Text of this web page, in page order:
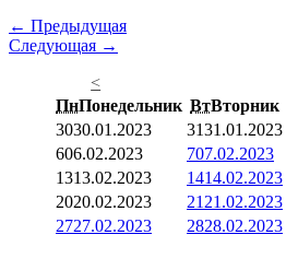
← Предыдущая
Следующая →
<
ПнПонедельник ВтВторник
3030.01.2023 3131.01.2023
606.02.2023 707.02.2023
1313.02.2023 1414.02.2023
2020.02.2023 21 21.02.2023
2727.02.2023 2828.02.2023